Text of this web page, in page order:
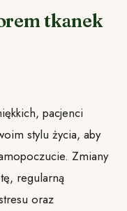
tkanek
pacjenci
stylu życia, aby
Zmiany
regularną
oraz